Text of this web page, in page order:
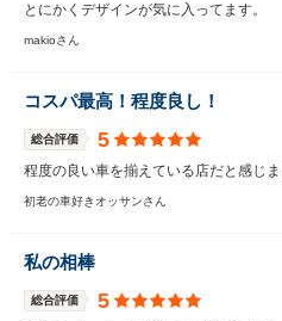
とにかくデザインが気に入ってます。
makioさん
コスパ最高！程度良し！
総合評価 5
程度の良い車を揃えている店だと感じま
初老の車好きオッサンさん
私の相棒
総合評価 5